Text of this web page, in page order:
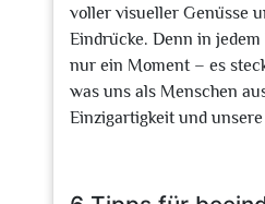
voller visueller Genüsse
Eindrücke. Denn in
nur ein Moment – es
was uns als Menschen
Einzigartigkeit und